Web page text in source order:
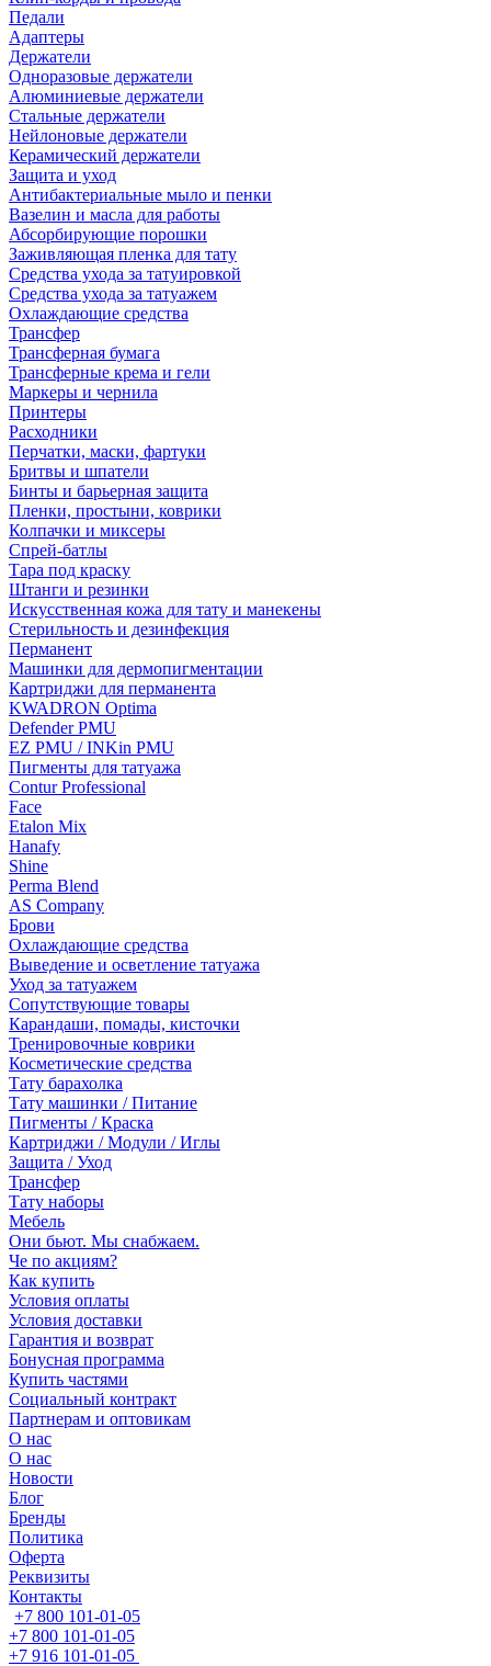
Педали
Адаптеры
Держатели
Одноразовые держатели
Алюминиевые держатели
Стальные держатели
Нейлоновые держатели
Керамический держатели
Защита и уход
Антибактериальные мыло и пенки
Вазелин и масла для работы
Абсорбирующие порошки
Заживляющая пленка для тату
Средства ухода за татуировкой
Средства ухода за татуажем
Охлаждающие средства
Трансфер
Трансферная бумага
Трансферные крема и гели
Маркеры и чернила
Принтеры
Расходники
Перчатки, маски, фартуки
Бритвы и шпатели
Бинты и барьерная защита
Пленки, простыни, коврики
Колпачки и миксеры
Спрей-батлы
Тара под краску
Штанги и резинки
Искусственная кожа для тату и манекены
Стерильность и дезинфекция
Перманент
Машинки для дермопигментации
Картриджи для перманента
KWADRON Optima
Defender PMU
EZ PMU / INKin PMU
Пигменты для татуажа
Contur Professional
Face
Etalon Mix
Hanafy
Shine
Perma Blend
AS Company
Брови
Охлаждающие средства
Выведение и осветление татуажа
Уход за татуажем
Сопутствующие товары
Карандаши, помады, кисточки
Тренировочные коврики
Косметические средства
Тату барахолка
Тату машинки / Питание
Пигменты / Краска
Картриджи / Модули / Иглы
Защита / Уход
Трансфер
Тату наборы
Мебель
Они бьют. Мы снабжаем.
Че по акциям?
Как купить
Условия оплаты
Условия доставки
Гарантия и возврат
Бонусная программа
Купить частями
Социальный контракт
Партнерам и оптовикам
О нас
О нас
Новости
Блог
Бренды
Политика
Оферта
Реквизиты
Контакты
+7 800 101-01-05
+7 800 101-01-05
+7 916 101-01-05